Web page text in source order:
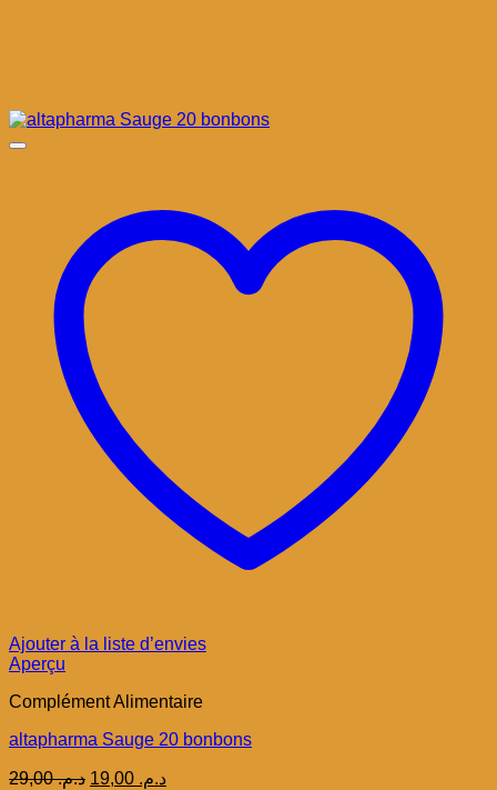
Ajouter à la liste d’envies
Aperçu
Complément Alimentaire
altapharma Sauge 20 bonbons
د.م.29,00
Le
د.م.Le